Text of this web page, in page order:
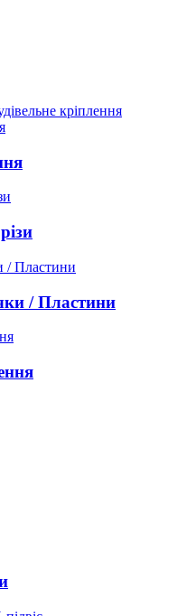
кріплення
/ Пластини